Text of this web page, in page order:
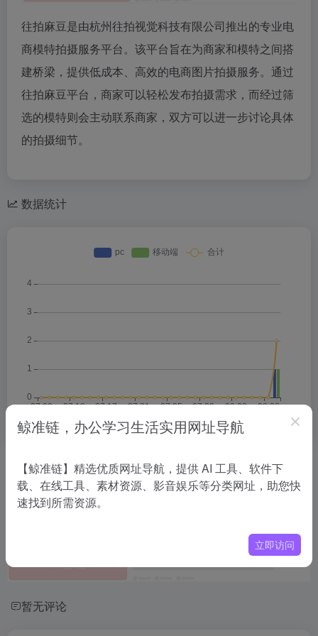
往拍麻豆是由杭州往拍视觉科技有限公司推出的专业电
商模特拍摄服务平台。该平台旨在为商家和模特之间搭
建桥梁，提供低成本、高效的电商图片拍摄服务。通过
往拍麻豆平台，商家可以轻松发布拍摄需求，而经过筛
选的模特则会主动联系商家，双方可以进一步讨论具体
的拍摄细节。
数据统计
相关导航
暂无评论
鲸准链，办公学习生活实用网址导航
【鲸准链】精选优质网址导航，提供 AI 工具、软件下
载、在线工具、素材资源、影音娱乐等分类网址，助您快
速找到所需资源。
立即访问